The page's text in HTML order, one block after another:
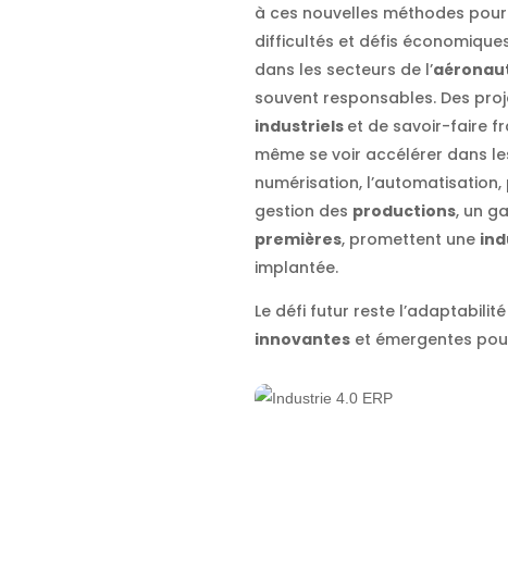
à ces nouvelles méthodes
difficultés et défis
dans les secteurs de l’
souvent responsables. Des
industriels et de savoir-faire
même se voir accélérer dans
numérisation,
gestion des productions, un
premières, promettent une
implantée.
Le défi futur reste
innovantes et émergentes